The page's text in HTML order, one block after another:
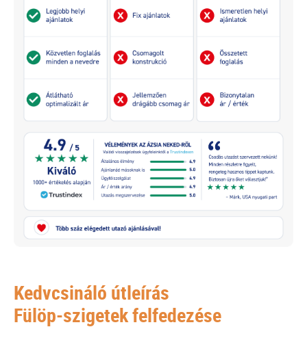
Kedvcsináló útleírás
Fülöp-szigetek felfedezése